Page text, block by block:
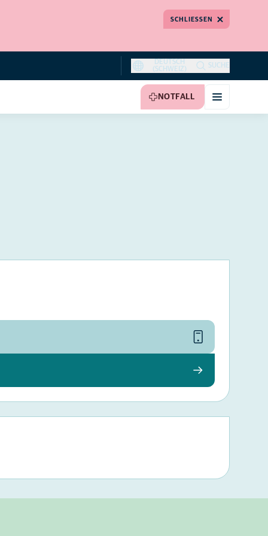
SCHLIESSEN
DEUTSCH
(SCHWEIZ)
SUCHE
NOTFALL